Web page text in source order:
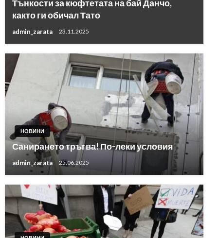
Тънкости за кюфтетата на бай Данчо,
както ги обичал Тато
admin_zarata 23.11.2025
НОВИНИ
Санирането тръгва! По-леки условия
admin_zarata 25.06.2025